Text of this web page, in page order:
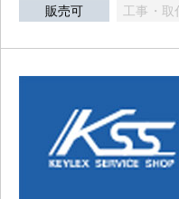
販売可 工事・取